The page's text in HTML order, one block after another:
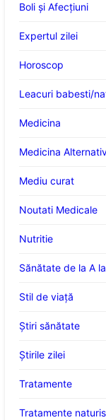
Boli și Afecțiuni
Expertul zilei
Horoscop
Leacuri babesti/
Medicina
Medicina
Mediu curat
Noutati Medicale
Nutritie
Sănătate de la A
Stil de viaţă
Ştiri sănătate
Știrile zilei
Tratamente
Tratamente